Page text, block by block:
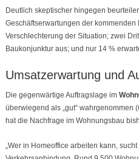
Deutlich skeptischer hingegen
Geschäftserwartungen der kommenden
Verschlechterung der Situation; zwei
Baukonjunktur aus; und nur 14 %
Umsatzerwartung und
Die gegenwärtige Auftragslage im
überwiegend als „gut“ wahrgenommen
hat die Nachfrage im Wohnungsbau
„Wer in Homeoffice arbeiten kann,